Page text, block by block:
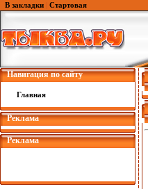
В закладки Стартовая
Навигация по сайту
Главная
Реклама
Реклама